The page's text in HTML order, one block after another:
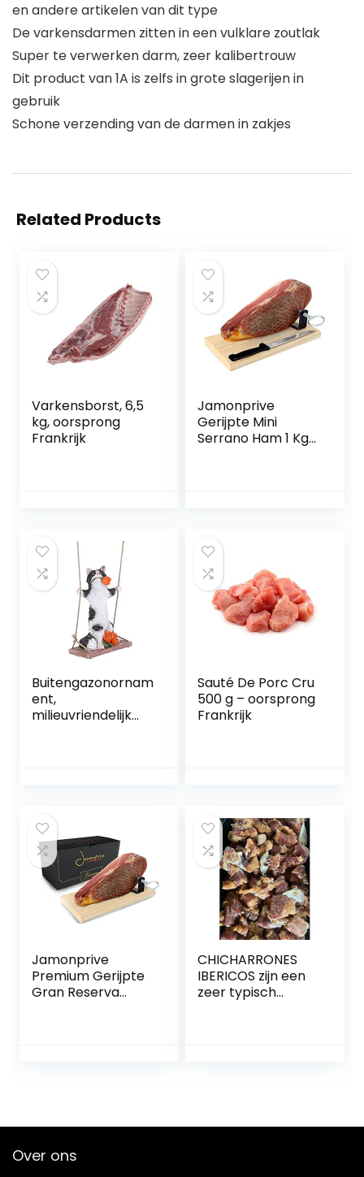
en andere artikelen van dit type
De varkensdarmen zitten in een vulklare zoutlak
Super te verwerken darm, zeer kalibertrouw
Dit product van 1A is zelfs in grote slagerijen in
gebruik
Schone verzending van de darmen in zakjes
Related Products
Varkensborst, 6,5
kg, oorsprong
Frankrijk
Jamonprive
Gerijpte Mini
Serrano Ham 1 Kg
Buitengazonornam
ent,
milieuvriendelijk
warte kat op
schommel)
Sauté De Porc Cru
500 g – oorsprong
Frankrijk
Jamonprive
Premium Gerijpte
Gran Reserva
CHICHARRONES
IBERICOS zijn een
zeer typisch
varken te frituren,
Over ons